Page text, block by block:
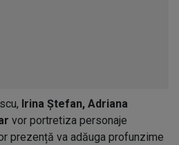
Irina Ștefan, Adriana
vor portretiza personaje
prezență va adăuga profunzime